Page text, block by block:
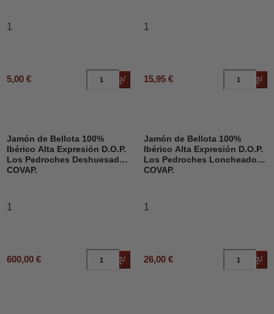
1
5,00 € Añadir al carrito
1
15,95 €
Jamón de Bellota 100%
Ibérico Alta Expresión D.O.P.
Los Pedroches Deshuesado,
COVAP.
1
600,00 € Añadir al carrito
Jamón de Bellota 100%
Ibérico Alta Expresión D.O.P.
Los Pedroches Loncheado,
COVAP.
1
26,00 €